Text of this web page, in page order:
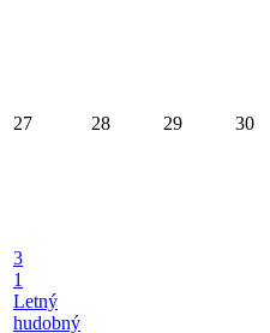
27 28 29 30
3
1
Letný
hudobný